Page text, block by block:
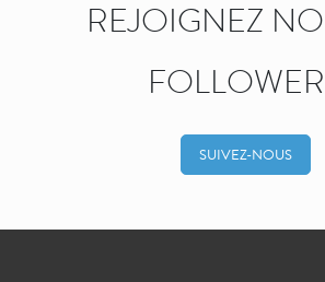
REJOIGNEZ
SUIVEZ-NOUS